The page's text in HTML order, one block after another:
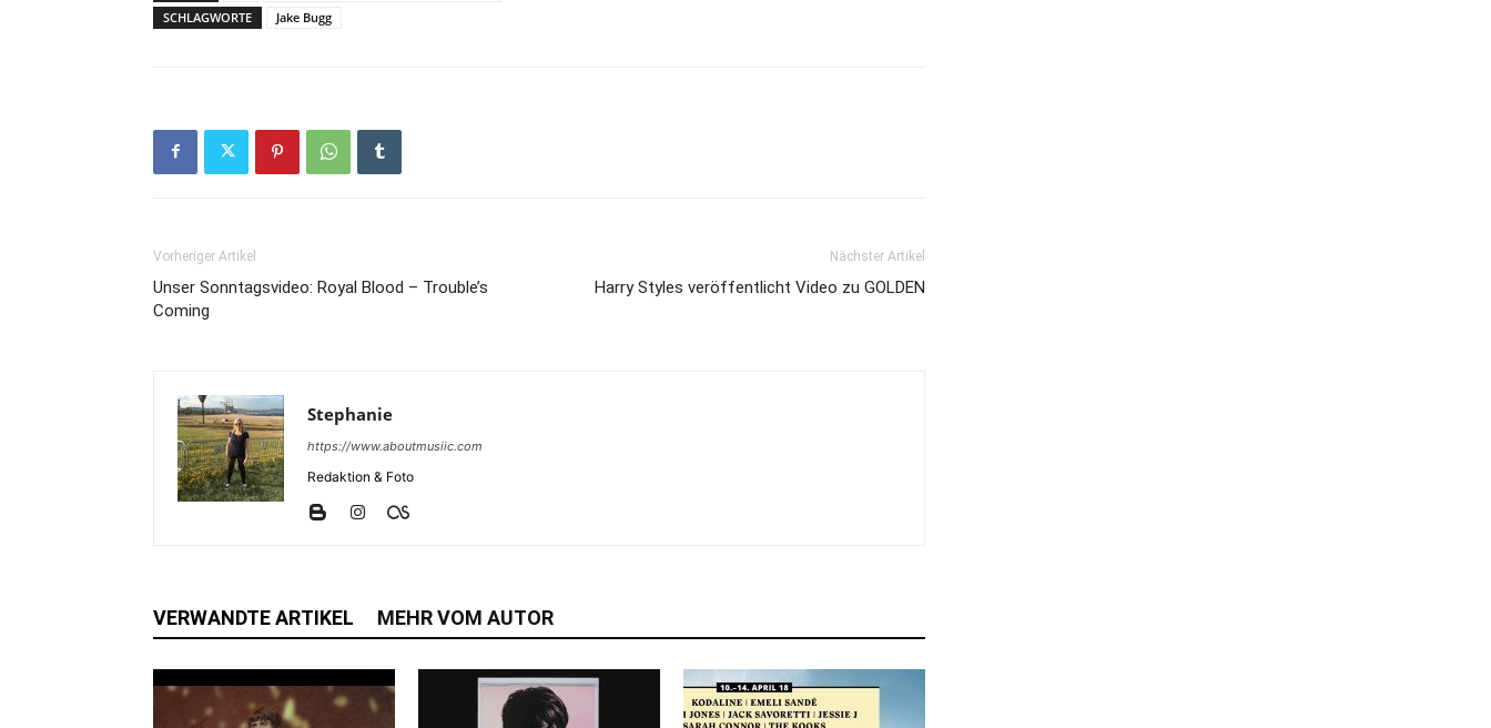
SCHLAGWORTE
Jake Bugg
Vorheriger Artikel
Unser Sonntagsvideo: Royal Blood – Trouble’s
Coming
Nächster Artikel
Harry Styles veröffentlicht Video zu GOLDEN
Stephanie
https://www.aboutmusiic.com
Redaktion & Foto
VERWANDTE ARTIKEL MEHR VOM AUTOR